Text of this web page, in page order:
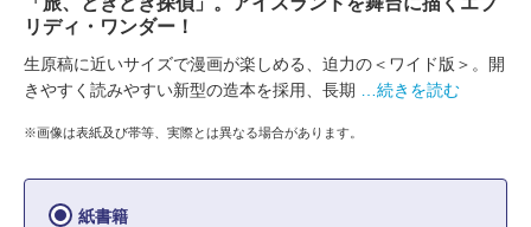
リディ・ワンダー！
生原稿に近いサイズで漫画が楽しめる、迫力の＜ワイド版＞。開
きやすく読みやすい新型の造本を採用、長期
…続きを読む
※画像は表紙及び帯等、実際とは異なる場合があります。
紙書籍